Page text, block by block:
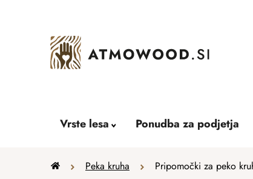
Vrste lesa Ponudba za podjetja
Home Peka kruha Pripomočki za peko